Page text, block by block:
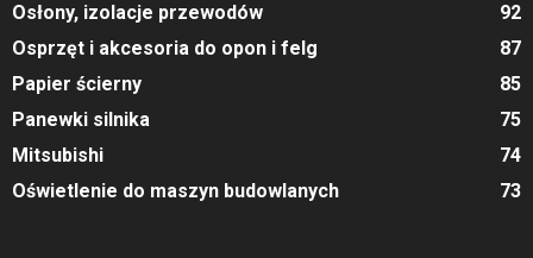
Osłony, izolacje przewodów
92
Osprzęt i akcesoria do opon i felg
87
Papier ścierny
85
Panewki silnika
75
Mitsubishi
74
Oświetlenie do maszyn budowlanych
73